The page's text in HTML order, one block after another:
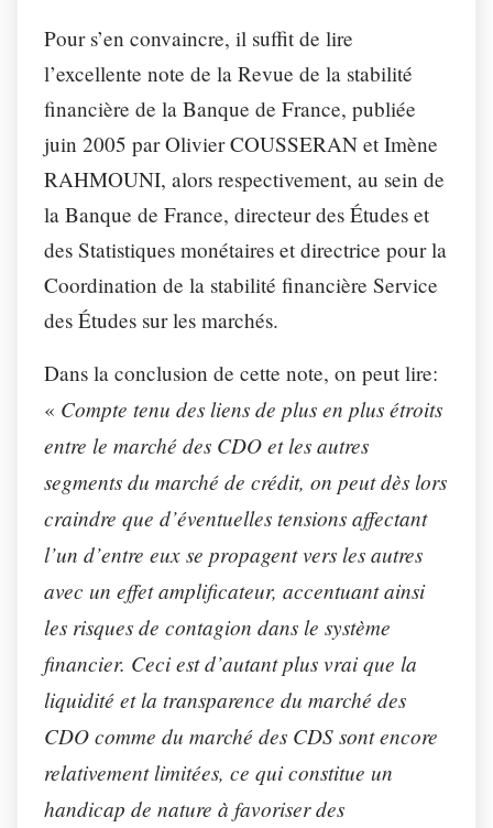
Pour s’en convaincre, il suffit de lire
l’excellente note de la Revue de la stabilité
financière de la Banque de France, publiée
juin 2005 par Olivier COUSSERAN et Imène
RAHMOUNI, alors respectivement, au sein de
la Banque de France, directeur des Études et
des Statistiques monétaires et directrice pour la
Coordination de la stabilité financière Service
des Études sur les marchés.
Dans la conclusion de cette note, on peut lire:
« Compte tenu des liens de plus en plus étroits
entre le marché des CDO et les autres
segments du marché de crédit, on peut dès lors
craindre que d’éventuelles tensions affectant
l’un d’entre eux se propagent vers les autres
avec un effet amplificateur, accentuant ainsi
les risques de contagion dans le système
financier. Ceci est d’autant plus vrai que la
liquidité et la transparence du marché des
CDO comme du marché des CDS sont encore
relativement limitées, ce qui constitue un
handicap de nature à favoriser des